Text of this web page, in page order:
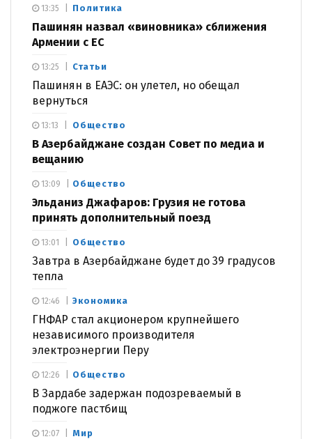
Политика
Пашинян назвал «виновника» сближения
Армении с ЕС
13:35
Статьи
Пашинян в ЕАЭС: он улетел, но обещал
вернуться
13:25
Общество
В Азербайджане создан Совет по медиа и
вещанию
13:13
Общество
Эльданиз Джафаров: Грузия не готова
принять дополнительный поезд
13:09
Общество
Завтра в Азербайджане будет до 39 градусов
тепла
13:01
Экономика
ГНФАР стал акционером крупнейшего
независимого производителя
электроэнергии Перу
12:46
Общество
В Зардабе задержан подозреваемый в
поджоге пастбищ
12:26
Мир
12:07